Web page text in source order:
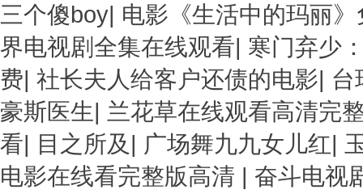
三个傻boy| 电影《生活中的玛丽
界电视剧全集在线观看| 寒门弃少
费| 社长夫人给客户还债的电影| 台
豪斯医生| 兰花草在线观看高清完
看| 目之所及 | 广场舞九九女儿红|
电影在线看完整版高清 | 奋斗电视